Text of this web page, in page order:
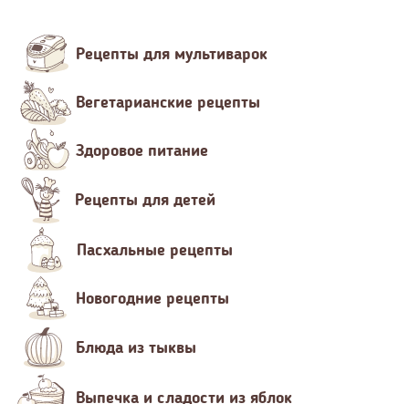
Рецепты для мультиварок
Вегетарианские рецепты
Здоровое питание
Рецепты для детей
Пасхальные рецепты
Новогодние рецепты
Блюда из тыквы
Выпечка и сладости из яблок